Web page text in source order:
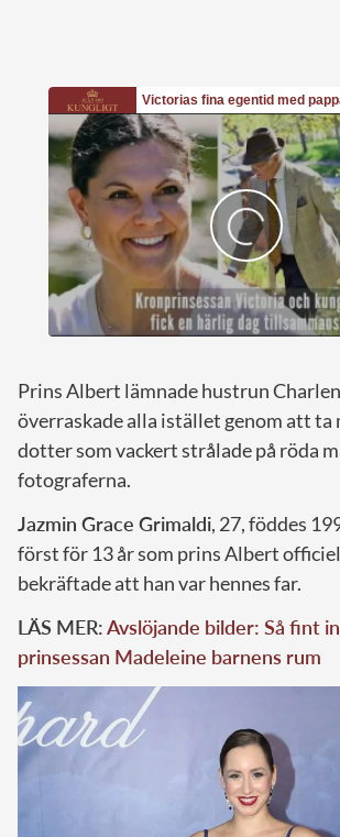
Prins Albert lämnade hustrun
överraskade alla istället genom att ta
dotter som vackert strålade på röda
fotograferna.
Jazmin Grace Grimaldi, 27, föddes
först för 13 år som prins Albert
bekräftade att han var hennes far.
LÄS MER:Avslöjande bilder: Så fint
prinsessan Madeleine barnens rum